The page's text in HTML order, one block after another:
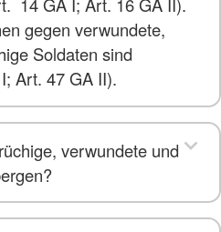
14 GA I; Art. 16 GA II).
gegen verwundete,
Soldaten sind
Art. 47 GA II).
verwundete und